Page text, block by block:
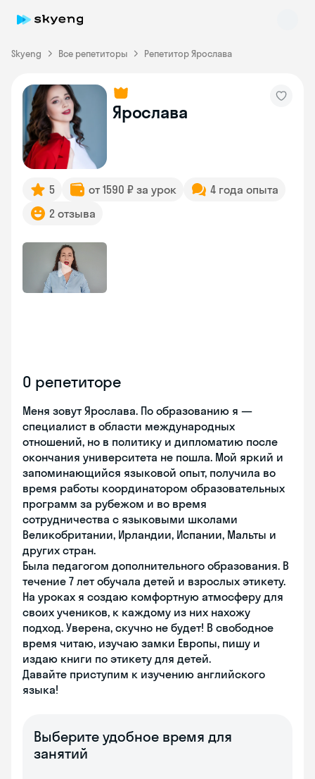
Skyeng Все репетиторы Репетитор Ярослава
Ярослава
5 от 1590 ₽ за урок
4 года опыта
2 отзыва
О репетиторе
Меня зовут Ярослава. По образованию я —
специалист в области международных
отношений, но в политику и дипломатию после
окончания университета не пошла. Мой яркий и
запоминающийся языковой опыт, получила во
время работы координатором образовательных
программ за рубежом и во время
сотрудничества с языковыми школами
Великобритании, Ирландии, Испании, Мальты и
других стран.
Была педагогом дополнительного образования. В
течение 7 лет обучала детей и взрослых этикету.
На уроках я создаю комфортную атмосферу для
своих учеников, к каждому из них нахожу
подход. Уверена, скучно не будет! В свободное
время читаю, изучаю замки Европы, пишу и
издаю книги по этикету для детей.
Давайте приступим к изучению английского
языка!
Выберите удобное время для
занятий
Skyeng Chat
online